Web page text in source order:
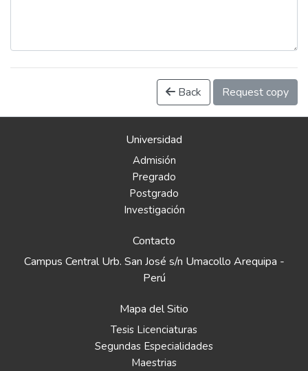
Back Request copy
Universidad
Admisión
Pregrado
Postgrado
Investigación
Contacto
Campus Central Urb. San José s/n Umacollo Arequipa -
Perú
Mapa del Sitio
Tesis Licenciaturas
Segundas Especialidades
Maestrias